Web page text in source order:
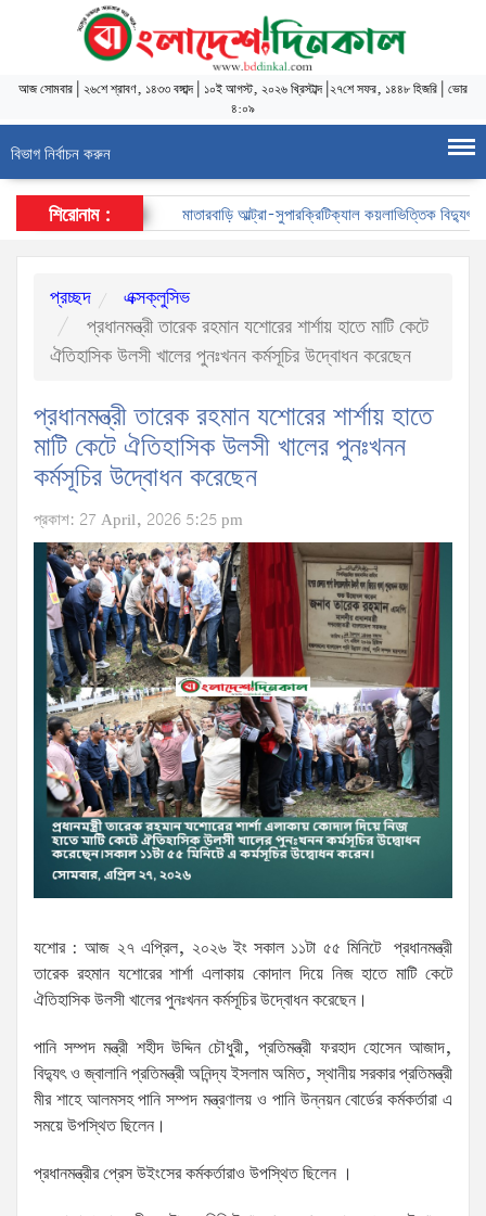
আজসোমবার ২৬শে শ্রাবণ, ১৪৩৩ বঙ্গাব্দ| ১০ই আগস্ট, ২০২৬ খ্রিস্টাব্দ| ২৭শে সফর, ১৪৪৮ হিজরি ভোর
৪:০৯
বিভাগ নির্বাচন করুন
শিরোনাম : মাতারবাড়ি আল্ট্রা-সুপারক্রিটিক্যাল কয়লাভিত্তিক
প্রচ্ছদ
এক্সক্লুসিভ
প্রধানমন্ত্রী তারেক রহমান যশোরের শার্শায় হাতে মাটি কেটে
ঐতিহাসিক উলসী খালের পুনঃখনন কর্মসূচির উদ্বোধন করেছেন
প্রধানমন্ত্রী তারেক রহমান যশোরের শার্শায় হাতে
মাটি কেটে ঐতিহাসিক উলসী খালের পুনঃখনন
কর্মসূচির উদ্বোধন করেছেন
প্রকাশ: 27 April, 2026 5:25 pm
যশোর : আজ ২৭ এপ্রিল, ২০২৬ ইং সকাল ১১টা ৫৫ মিনিটে প্রধানমন্ত্রী
তারেক রহমান যশোরের শার্শা এলাকায় কোদাল দিয়ে নিজ হাতে মাটি কেটে
ঐতিহাসিক উলসী খালের পুনঃখনন কর্মসূচির উদ্বোধন করেছেন।
পানি সম্পদ মন্ত্রী শহীদ উদ্দিন চৌধুরী, প্রতিমন্ত্রী ফরহাদ হোসেন আজাদ,
বিদ্যুৎ ও জ্বালানি প্রতিমন্ত্রী অনিন্দ্য ইসলাম অমিত, স্থানীয় সরকার প্রতিমন্ত্রী
মীর শাহে আলমসহ পানি সম্পদ মন্ত্রণালয় ও পানি উন্নয়ন বোর্ডের কর্মকর্তারা এ
সময়ে উপস্থিত ছিলেন।
প্রধানমন্ত্রীর প্রেস উইংসের কর্মকর্তারাও উপস্থিত ছিলেন ।